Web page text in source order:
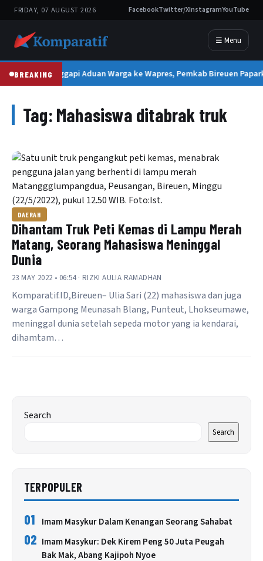
FRIDAY, 07 AUGUST 2026 FacebookTwitter/XInstagramYouTube
☰ Menu
BREAKINGTanggapi Aduan Warga ke Wapres, Pemkab Bireuen
Tag: Mahasiswa ditabrak truk
DAERAH
Dihantam Truk Peti Kemas di Lampu Merah
Matang, Seorang Mahasiswa Meninggal
Dunia
23 MAY 2022 • 06:54 · RIZKI AULIA RAMADHAN
Komparatif.ID,Bireuen– Ulia Sari (22) mahasiswa dan juga
warga Gampong Meunasah Blang, Punteut, Lhokseumawe,
meninggal dunia setelah sepeda motor yang ia kendarai,
dihamtam…
Search
Search
TERPOPULER
01 Imam Masykur Dalam Kenangan Seorang Sahabat
02 Imam Masykur: Dek Kirem Peng 50 Juta Peugah
Bak Mak, Abang Kajipoh Nyoe